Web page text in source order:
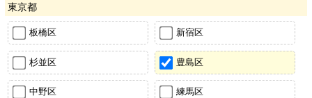
東京都
板橋区 新宿区
杉並区 豊島区
中野区 練馬区